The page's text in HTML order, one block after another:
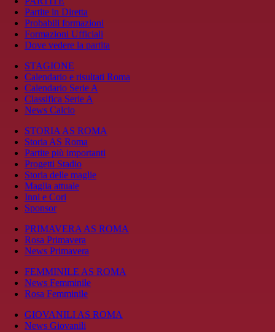
Partite in Diretta
Probabili formazioni
Formazioni Ufficiali
Dove vedere la partita
STAGIONE
Calendario e risultati Roma
Calendario Serie A
Classifica Serie A
News Calcio
STORIA AS ROMA
Storia AS Roma
Partite più importanti
Progetti Stadio
Storia delle maglie
Maglia attuale
Inni e Cori
Sponsor
PRIMAVERA AS ROMA
Rosa Primavera
News Primavera
FEMMINILE AS ROMA
News Femminile
Rosa Femminile
GIOVANILI AS ROMA
News Giovanili